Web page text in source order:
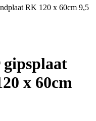
RK 120 x 60cm 9,5
x 60cm